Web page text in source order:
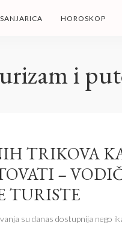
SANJARICA HOROSKOP
i
TRIKOVA
–
TURISTE
su danas dostupnija nego